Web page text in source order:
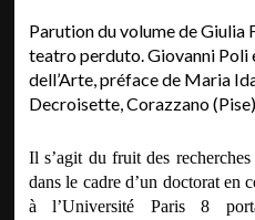
Parution du volume de Giulia
teatro perduto. Giovanni Poli
dell’Arte, préface de Maria
Decroisette, Corazzano
Il s’agit du fruit des
dans le cadre d’un doctorat en
à l’Université Paris 8